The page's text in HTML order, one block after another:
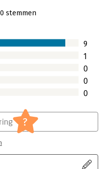
stemmen
9
1
0
0
0
?